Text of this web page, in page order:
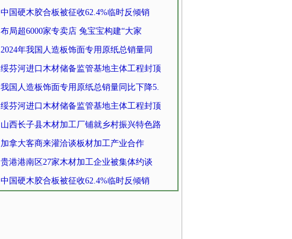
中国硬木胶合板被征收62.4%临时反倾销
布局超6000家专卖店 兔宝宝构建“大家
2024年我国人造板饰面专用原纸总销量同
绥芬河进口木材储备监管基地主体工程封顶
我国人造板饰面专用原纸总销量同比下降5.
绥芬河进口木材储备监管基地主体工程封顶
山西长子县木材加工厂铺就乡村振兴特色路
加拿大客商来灌洽谈板材加工产业合作
贵港港南区27家木材加工企业被集体约谈
中国硬木胶合板被征收62.4%临时反倾销